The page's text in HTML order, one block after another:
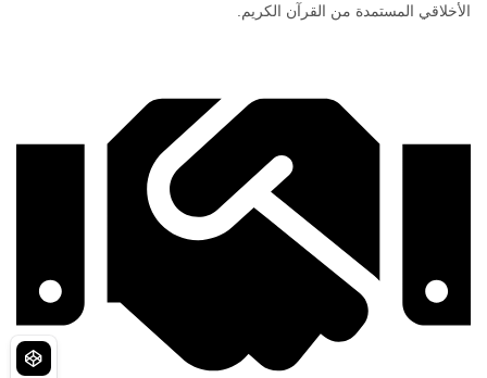
الأخلاقي المستمدة من القرآن الكريم.